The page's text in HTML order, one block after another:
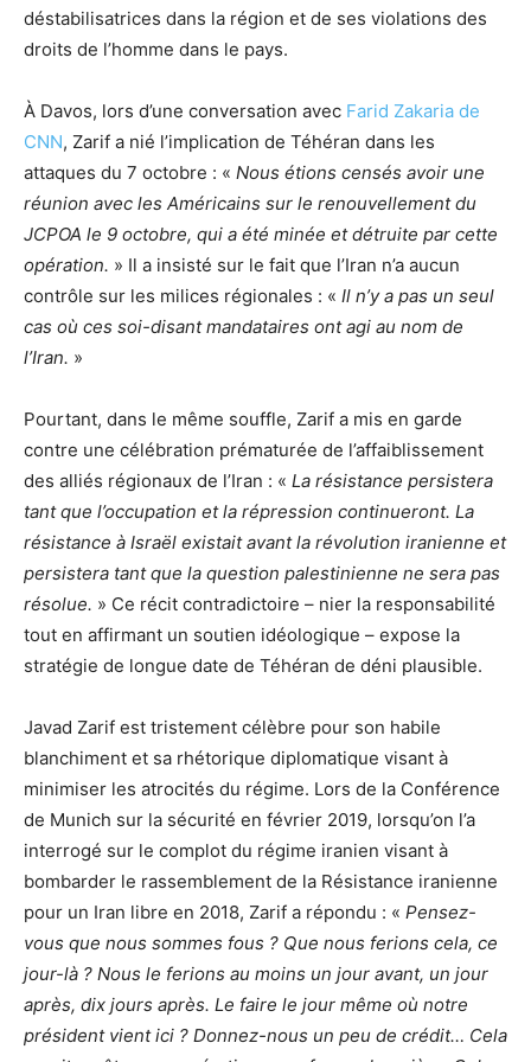
déstabilisatrices dans la région et de ses violations des
droits de l’homme dans le pays.
À Davos, lors d’une conversation avec Farid Zakaria de
CNN, Zarif a nié l’implication de Téhéran dans les
attaques du 7 octobre : « Nous étions censés avoir une
réunion avec les Américains sur le renouvellement du
JCPOA le 9 octobre, qui a été minée et détruite par cette
opération. » Il a insisté sur le fait que l’Iran n’a aucun
contrôle sur les milices régionales : « Il n’y a pas un seul
cas où ces soi-disant mandataires ont agi au nom de
l’Iran. »
Pourtant, dans le même souffle, Zarif a mis en garde
contre une célébration prématurée de l’affaiblissement
des alliés régionaux de l’Iran : « La résistance persistera
tant que l’occupation et la répression continueront. La
résistance à Israël existait avant la révolution iranienne et
persistera tant que la question palestinienne ne sera pas
résolue. » Ce récit contradictoire – nier la responsabilité
tout en affirmant un soutien idéologique – expose la
stratégie de longue date de Téhéran de déni plausible.
Javad Zarif est tristement célèbre pour son habile
blanchiment et sa rhétorique diplomatique visant à
minimiser les atrocités du régime. Lors de la Conférence
de Munich sur la sécurité en février 2019, lorsqu’on l’a
interrogé sur le complot du régime iranien visant à
bombarder le rassemblement de la Résistance iranienne
pour un Iran libre en 2018, Zarif a répondu : « Pensez-
vous que nous sommes fous ? Que nous ferions cela, ce
jour-là ? Nous le ferions au moins un jour avant, un jour
après, dix jours après. Le faire le jour même où notre
président vient ici ? Donnez-nous un peu de crédit… Cela